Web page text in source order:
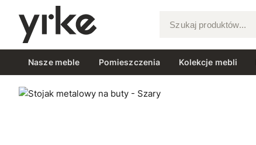
Szukaj produktów...
Nasze meble Pomieszczenia Kolekcje mebli